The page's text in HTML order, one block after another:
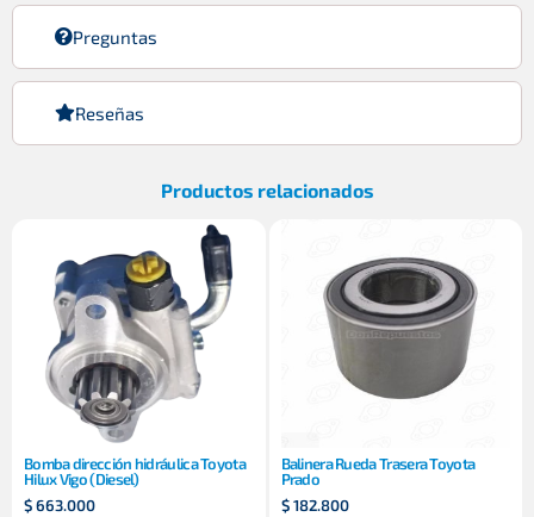
Preguntas
Reseñas
Productos relacionados
Bomba dirección hidráulica Toyota
Hilux Vigo (Diesel)
$663.000
Balinera Rueda Trasera Toyota
Prado
$182.800